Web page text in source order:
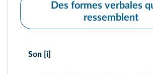
Des formes verbales
ressemblent
Son [i]